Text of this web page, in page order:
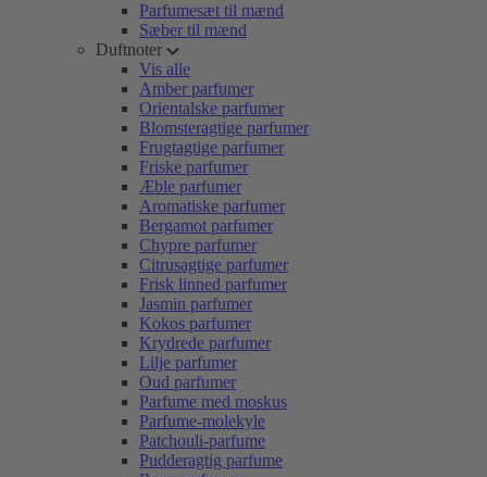
Parfumesæt til mænd
Sæber til mænd
Duftnoter
Vis alle
Amber parfumer
Orientalske parfumer
Blomsteragtige parfumer
Frugtagtige parfumer
Friske parfumer
Æble parfumer
Aromatiske parfumer
Bergamot parfumer
Chypre parfumer
Citrusagtige parfumer
Frisk linned parfumer
Jasmin parfumer
Kokos parfumer
Krydrede parfumer
Lilje parfumer
Oud parfumer
Parfume med moskus
Parfume-molekyle
Patchouli-parfume
Pudderagtig parfume